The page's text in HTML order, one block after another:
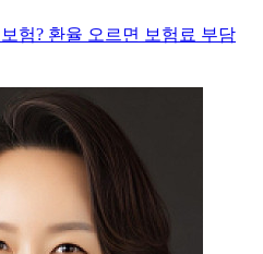
험? 환율 오르면 보험료 부담